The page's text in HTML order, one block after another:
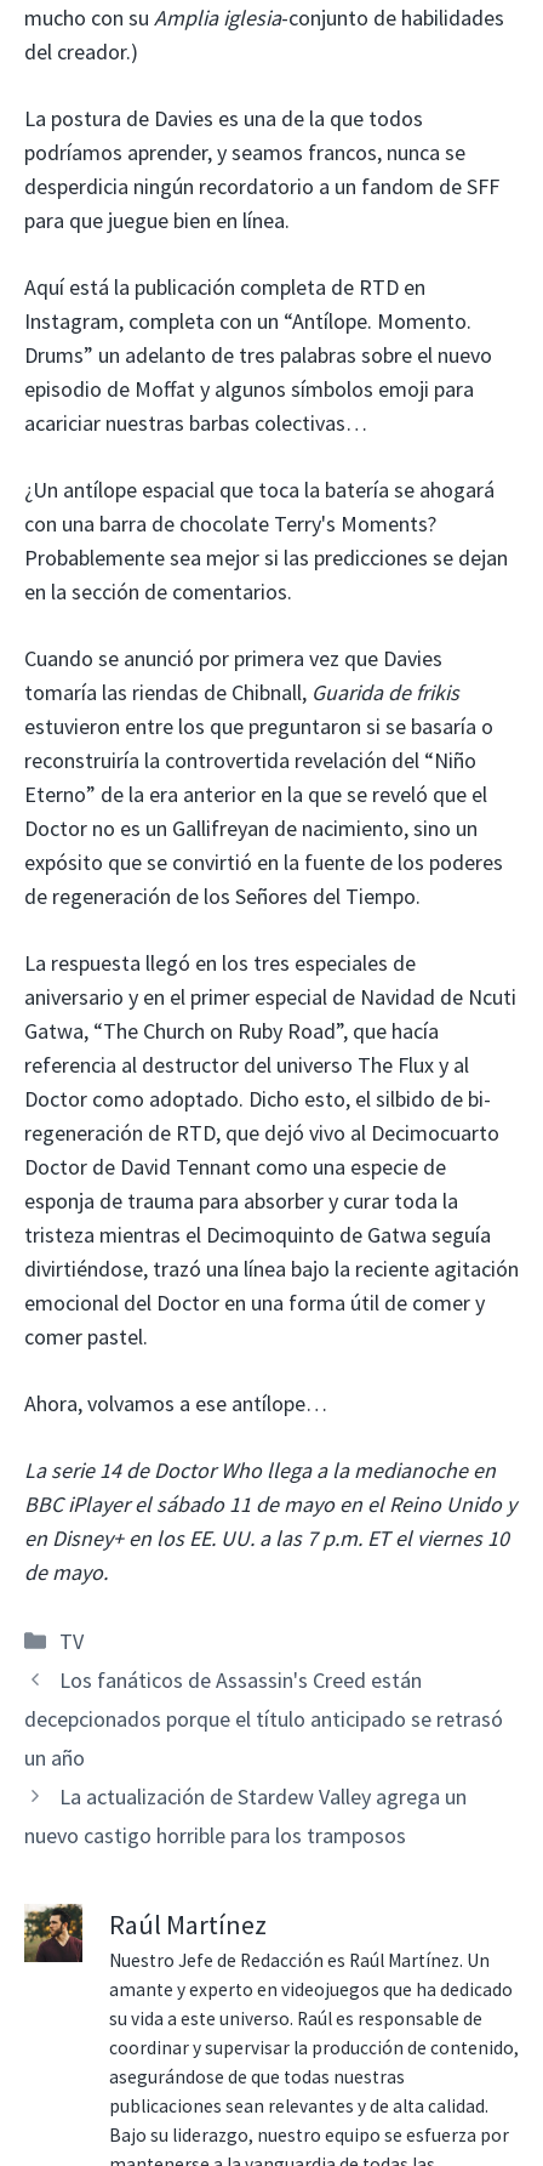
mucho con su Amplia iglesia-conjunto de habilidades
del creador.)
La postura de Davies es una de la que todos
podríamos aprender, y seamos francos, nunca se
desperdicia ningún recordatorio a un fandom de SFF
para que juegue bien en línea.
Aquí está la publicación completa de RTD en
Instagram, completa con un “Antílope. Momento.
Drums” un adelanto de tres palabras sobre el nuevo
episodio de Moffat y algunos símbolos emoji para
acariciar nuestras barbas colectivas…
¿Un antílope espacial que toca la batería se ahogará
con una barra de chocolate Terry's Moments?
Probablemente sea mejor si las predicciones se dejan
en la sección de comentarios.
Cuando se anunció por primera vez que Davies
tomaría las riendas de Chibnall, Guarida de frikis
estuvieron entre los que preguntaron si se basaría o
reconstruiría la controvertida revelación del “Niño
Eterno” de la era anterior en la que se reveló que el
Doctor no es un Gallifreyan de nacimiento, sino un
expósito que se convirtió en la fuente de los poderes
de regeneración de los Señores del Tiempo.
La respuesta llegó en los tres especiales de
aniversario y en el primer especial de Navidad de Ncuti
Gatwa, “The Church on Ruby Road”, que hacía
referencia al destructor del universo The Flux y al
Doctor como adoptado. Dicho esto, el silbido de bi-
regeneración de RTD, que dejó vivo al Decimocuarto
Doctor de David Tennant como una especie de
esponja de trauma para absorber y curar toda la
tristeza mientras el Decimoquinto de Gatwa seguía
divirtiéndose, trazó una línea bajo la reciente agitación
emocional del Doctor en una forma útil de comer y
comer pastel.
Ahora, volvamos a ese antílope…
La serie 14 de Doctor Who llega a la medianoche en
BBC iPlayer el sábado 11 de mayo en el Reino Unido y
en Disney+ en los EE. UU. a las 7 p.m. ET el viernes 10
de mayo.
Categorías
TV
Los fanáticos de Assassin's Creed están
decepcionados porque el título anticipado se retrasó
un año
La actualización de Stardew Valley agrega un
nuevo castigo horrible para los tramposos
Raúl Martínez
Nuestro Jefe de Redacción es Raúl Martínez. Un
amante y experto en videojuegos que ha dedicado
su vida a este universo. Raúl es responsable de
coordinar y supervisar la producción de contenido,
asegurándose de que todas nuestras
publicaciones sean relevantes y de alta calidad.
Bajo su liderazgo, nuestro equipo se esfuerza por